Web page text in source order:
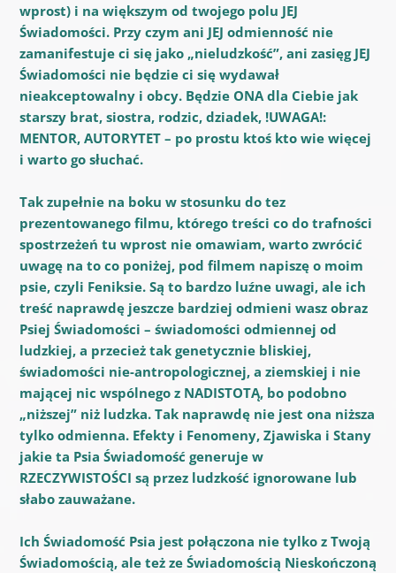
wprost) i na większym od twojego polu JEJ
Świadomości. Przy czym ani JEJ odmienność nie
zamanifestuje ci się jako „nieludzkość”, ani zasięg JEJ
Świadomości nie będzie ci się wydawał
nieakceptowalny i obcy. Będzie ONA dla Ciebie jak
starszy brat, siostra, rodzic, dziadek, !UWAGA!:
MENTOR, AUTORYTET – po prostu ktoś kto wie więcej
i warto go słuchać.
Tak zupełnie na boku w stosunku do tez
prezentowanego filmu, którego treści co do trafności
spostrzeżeń tu wprost nie omawiam, warto zwrócić
uwagę na to co poniżej, pod filmem napiszę o moim
psie, czyli Feniksie. Są to bardzo luźne uwagi, ale ich
treść naprawdę jeszcze bardziej odmieni wasz obraz
Psiej Świadomości – świadomości odmiennej od
ludzkiej, a przecież tak genetycznie bliskiej,
świadomości nie-antropologicznej, a ziemskiej i nie
mającej nic wspólnego z NADISTOTĄ, bo podobno
„niższej” niż ludzka. Tak naprawdę nie jest ona niższa
tylko odmienna. Efekty i Fenomeny, Zjawiska i Stany
jakie ta Psia Świadomość generuje w
RZECZYWISTOŚCI są przez ludzkość ignorowane lub
słabo zauważane.
Ich Świadomość Psia jest połączona nie tylko z Twoją
Świadomością, ale też ze Świadomością Nieskończoną